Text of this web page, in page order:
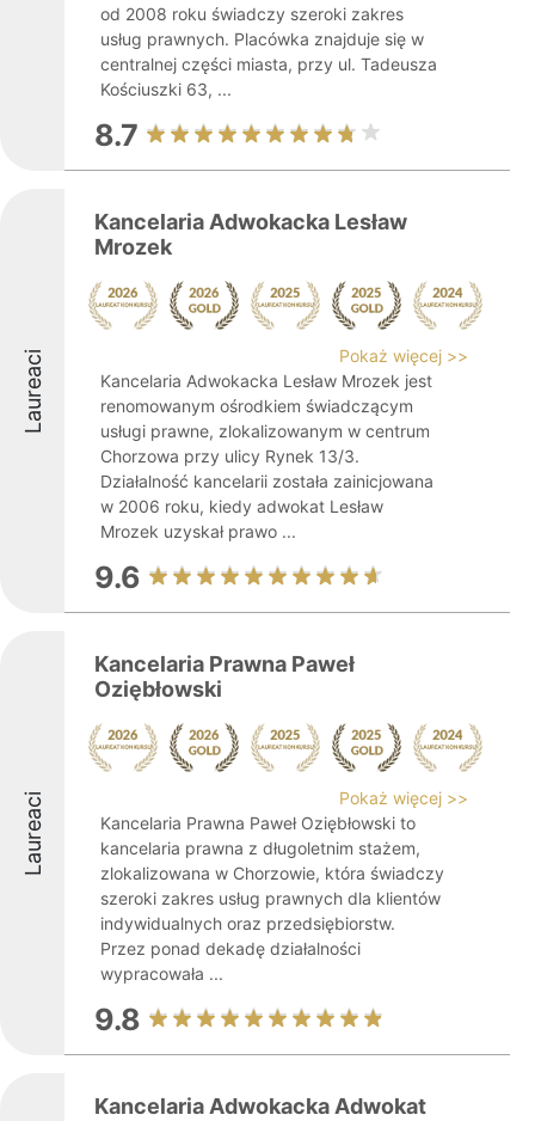
od 2008 roku świadczy szeroki zakres
usług prawnych. Placówka znajduje się w
centralnej części miasta, przy ul. Tadeusza
Kościuszki 63, ...
8.7
Laureaci
Kancelaria Adwokacka Lesław
Mrozek
Pokaż więcej >>
Kancelaria Adwokacka Lesław Mrozek jest
renomowanym ośrodkiem świadczącym
usługi prawne, zlokalizowanym w centrum
Chorzowa przy ulicy Rynek 13/3.
Działalność kancelarii została zainicjowana
w 2006 roku, kiedy adwokat Lesław
Mrozek uzyskał prawo ...
9.6
Laureaci
Kancelaria Prawna Paweł
Oziębłowski
Pokaż więcej >>
Kancelaria Prawna Paweł Oziębłowski to
kancelaria prawna z długoletnim stażem,
zlokalizowana w Chorzowie, która świadczy
szeroki zakres usług prawnych dla klientów
indywidualnych oraz przedsiębiorstw.
Przez ponad dekadę działalności
wypracowała ...
9.8
Kancelaria Adwokacka Adwokat